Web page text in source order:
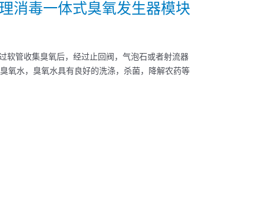
消毒一体式臭氧发生器模块
软管收集臭氧后，经过止回阀，气泡石或者射流器
氧水，臭氧水具有良好的洗涤，杀菌，降解农药等